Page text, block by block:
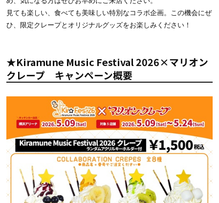
見ても楽しい、食べても美味しい特別なコラボ企画。この機会にぜ
ひ、限定クレープとオリジナルグッズをお楽しみください！
★Kiramune Music Festival 2026×マリオン
クレープ キャンペーン概要